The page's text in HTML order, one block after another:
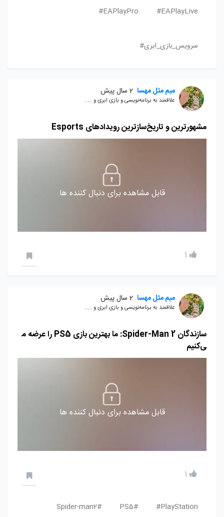
EAPlayLive#
EAPlayPro#
سرویس_بازی_ابری#
میم مثل مهسا 2 سال پیش
علاقمند به برنامه‌نویسی و بازی ابری و .....
مشهورترین و تاریخ‌سازترین رویدادهای Esports
قابل مشاهده برای دنبال کننده ها
1
میم مثل مهسا 2 سال پیش
علاقمند به برنامه‌نویسی و بازی ابری و .....
سازندگان Spider-Man 2: ما بهترین بازی PS5 را عرضه م
ی‌کنیم
قابل مشاهده برای دنبال کننده ها
1
PlayStation#
PS5#
Spider-man2#